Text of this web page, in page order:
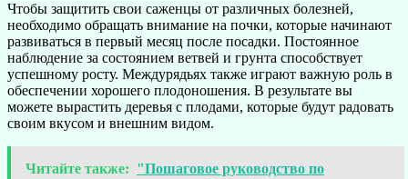
Чтобы защитить свои саженцы от различных болезней,
необходимо обращать внимание на почки, которые начинают
развиваться в первый месяц после посадки. Постоянное
наблюдение за состоянием ветвей и грунта способствует
успешному росту. Междурядьях также играют важную роль в
обеспечении хорошего плодоношения. В результате вы
можете вырастить деревья с плодами, которые будут радовать
своим вкусом и внешним видом.
Читайте также: "Пошаговое руководство по